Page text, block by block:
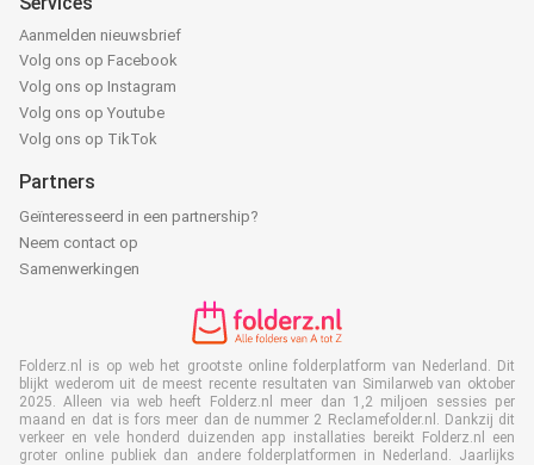
Aanmelden nieuwsbrief
Volg ons op Facebook
Volg ons op Instagram
Volg ons op Youtube
Volg ons op TikTok
Partners
Geïnteresseerd in een partnership?
Neem contact op
Samenwerkingen
Folderz.nl is op web het grootste online folderplatform van Nederland. Dit
blijkt wederom uit de meest recente resultaten van Similarweb van oktober
2025. Alleen via web heeft Folderz.nl meer dan 1,2 miljoen sessies per
maand en dat is fors meer dan de nummer 2 Reclamefolder.nl. Dankzij dit
verkeer en vele honderd duizenden app installaties bereikt Folderz.nl een
groter online publiek dan andere folderplatformen in Nederland. Jaarlijks